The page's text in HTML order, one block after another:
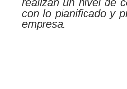
realizan un nivel de
con lo planificado y
empresa.